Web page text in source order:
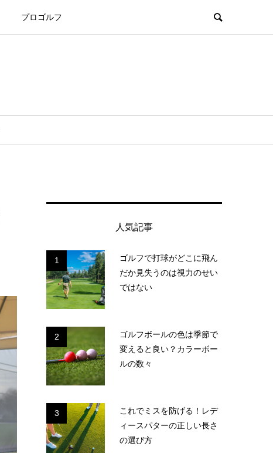
プロゴルフ
人気記事
1
ゴルフで打球がどこに飛ん
だか見失うのは視力のせい
ではない
2
ゴルフボールの色は季節で
変えると良い？カラーボー
ルの数々
3
これでミスを防げる！レデ
ィースパターの正しい長さ
の選び方